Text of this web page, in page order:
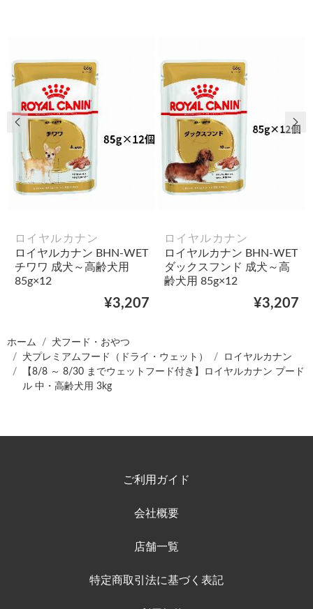
ロイヤルカナン
ロイヤルカナン BHN-WET
チワワ 成犬～高齢犬用
85g×12
¥3,207
ロイヤルカナン
ロイヤルカナン BHN-WET
ダックスフンド 成犬～高
齢犬用 85g×12
¥3,207
前の画像 次
ホーム
犬フード・おやつ
犬プレミアムフード（ドライ・ウェット）
ロイヤルカナン
【8/8 ～ 8/30 までウェットフード付き】ロイヤルカナン プード
ル 中・高齢犬用 3kg
ご利用ガイド
会社概要
店舗一覧
特定商取引法に基づく表記